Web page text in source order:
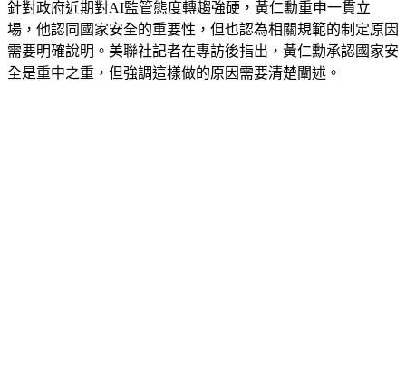
針對政府近期對AI監管態度轉趨強硬，黃仁勳重申一貫立
場，他認同國家安全的重要性，但也認為相關規範的制定原因
需要明確說明。美聯社記者在專訪後指出，黃仁勳承認國家安